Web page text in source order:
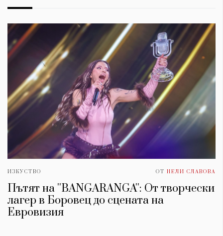
ИЗКУСТВО ОТ НЕЛИ СЛАВОВА
Пътят на ''BANGARANGA'': От творчески
лагер в Боровец до сцената на
Евровизия